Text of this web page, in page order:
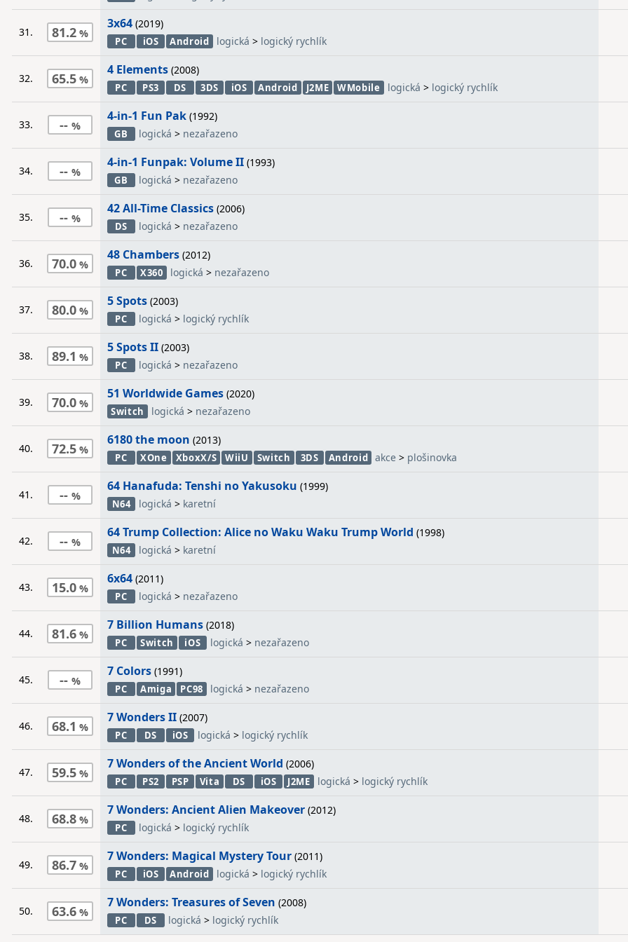
31. 81.2
3x64 (2019)
PC iOS Android logická > logický rychlík
32. 65.5
4 Elements (2008)
PC PS3 DS 3DS iOS Android J2ME WMobile logická > logický rychlík
33. --
4-in-1 Fun Pak (1992)
GB logická > nezařazeno
34. --
4-in-1 Funpak: Volume II (1993)
GB logická > nezařazeno
35. --
42 All-Time Classics (2006)
DS logická > nezařazeno
36. 70.0
48 Chambers (2012)
PC X360 logická > nezařazeno
37. 80.0
5 Spots (2003)
PC logická > logický rychlík
38. 89.1
5 Spots II (2003)
PC logická > nezařazeno
39. 70.0
51 Worldwide Games (2020)
Switch logická > nezařazeno
40. 72.5
6180 the moon (2013)
PC XOne XboxX/S WiiU Switch 3DS Android akce > plošinovka
41. --
64 Hanafuda: Tenshi no Yakusoku (1999)
N64 logická > karetní
42. --
64 Trump Collection: Alice no Waku Waku Trump World (1998)
N64 logická > karetní
43. 15.0
6x64 (2011)
PC logická > nezařazeno
44. 81.6
7 Billion Humans (2018)
PC Switch iOS logická > nezařazeno
45. --
7 Colors (1991)
PC Amiga PC98 logická > nezařazeno
46. 68.1
7 Wonders II (2007)
PC DS iOS logická > logický rychlík
47. 59.5
7 Wonders of the Ancient World (2006)
PC PS2 PSP Vita DS iOS J2ME logická > logický rychlík
48. 68.8
7 Wonders: Ancient Alien Makeover (2012)
PC logická > logický rychlík
49. 86.7
7 Wonders: Magical Mystery Tour (2011)
PC iOS Android logická > logický rychlík
50. 63.6
7 Wonders: Treasures of Seven (2008)
PC DS logická > logický rychlík